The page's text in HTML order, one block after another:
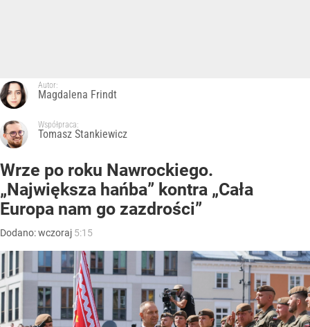
Autor:
Magdalena Frindt
Współpraca:
Tomasz Stankiewicz
Wrze po roku Nawrockiego.
„Największa hańba” kontra „Cała
Europa nam go zazdrości”
Dodano:wczoraj 5:15